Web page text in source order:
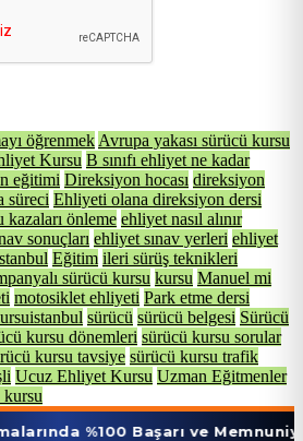
öğrenmek Avrupa yakası sürücü kursu
Kursu B sınıfı ehliyet ne kadar
eğitimi Direksiyon hocası direksiyon
süreci Ehliyeti olana direksiyon dersi
kazaları önleme ehliyet nasıl alınır
sonuçları ehliyet sınav yerleri ehliyet
Eğitim ileri sürüş teknikleri
sürücü kursu kursu Manuel mi
motosiklet ehliyeti Park etme dersi
sürücü sürücü belgesi Sürücü
kursu dönemleri sürücü kursu sorular
kursu tavsiye sürücü kursu trafik
Ucuz Ehliyet Kursu Uzman Eğitmenler
kursu
Başarı ve Memnuniyet Oranı